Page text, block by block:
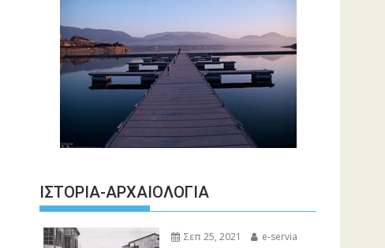
ΙΣΤΟΡΊΑ-ΑΡΧΑΙΟΛΟΓΊΑ
Σεπ 25, 2021 e-servia